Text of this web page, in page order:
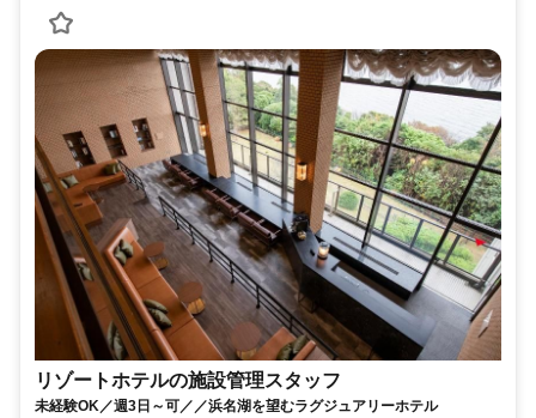
リゾートホテルの施設管理スタッフ
未経験OK／週3日～可／／浜名湖を望むラグジュアリーホテル